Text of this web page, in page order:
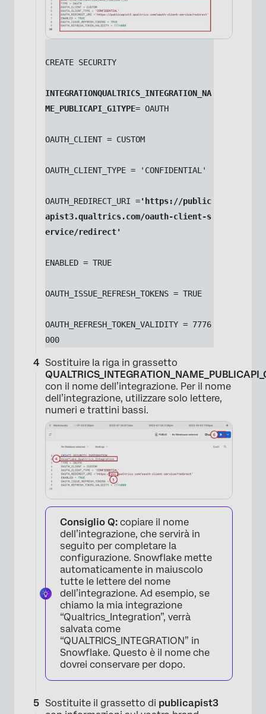
CREATE SECURITY
INTEGRATIONQUALTRICS_INTEGRATION_NA
ME_PUBLICAPI_G1TYPE= OAUTH
OAUTH_CLIENT = CUSTOM
OAUTH_CLIENT_TYPE = 'CONFIDENTIAL'
OAUTH_REDIRECT_URI ='https://public
apist3.qualtrics.com/oauth-client-s
ervice/redirect'
ENABLED = TRUE
OAUTH_ISSUE_REFRESH_TOKENS = TRUE
OAUTH_REFRESH_TOKEN_VALIDITY = 7776
000
Sostituire la riga in grassetto
con il nome dell’integrazione. Per il nome
dell’integrazione, utilizzare solo lettere,
numeri e trattini bassi.
Consiglio Q: copiare il nome
dell’integrazione, che servirà in
seguito per completare la
configurazione. Snowflake mette
automaticamente in maiuscolo
tutte le lettere del nome
dell’integrazione. Ad esempio, se
chiamo la mia integrazione
“Qualtrics_Integration”, verrà
salvata come
“QUALTRICS_INTEGRATION” in
Snowflake. Questo è il nome che
dovrei conservare per dopo.
Sostituite il grassetto di publicapist3